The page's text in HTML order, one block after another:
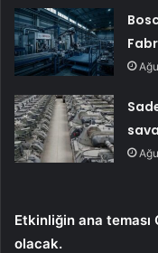
Etkinliğin ana teması
olacak.